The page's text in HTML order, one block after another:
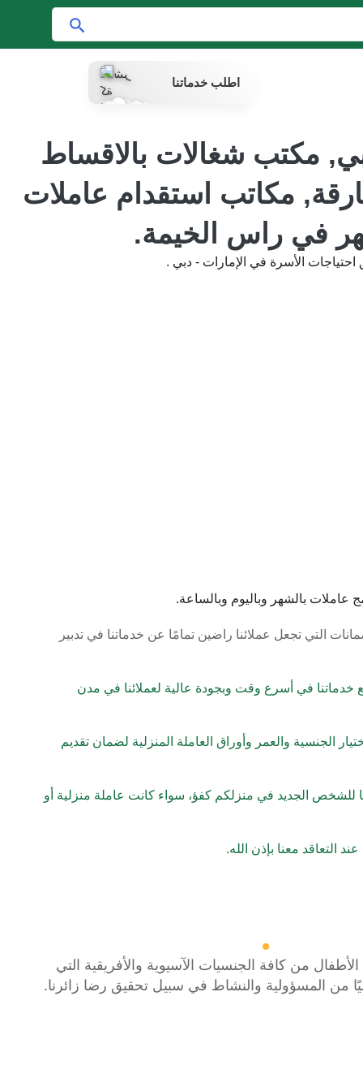
ب
اطلب خدماتنا
مكتب شغالات بالاقساط
مكاتب استقدام عاملات
في راس الخيمة.
الأسرة في الإمارات - دبي .
عاملات بالشهر وباليوم وبالساعة.
التي تجعل عملائنا راضين تمامًا عن خدماتنا في تدبير
خدماتنا في أسرع وقت وبجودة عالية لعملائنا في مدن
الجنسية والعمر وأوراق العاملة المنزلية لضمان تقديم
للشخص الجديد في منزلكم كفؤ، سواء كانت عاملة منزلية أو
معنا بإذن الله.
من كافة الجنسيات الآسيوية والأفريقية التي
من المسؤولية والنشاط في سبيل تحقيق رضا زائرنا.